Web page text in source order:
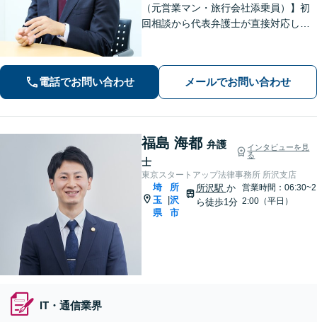
（元営業マン・旅行会社添乗員）】初
回相談から代表弁護士が直接対応し、
法の道筋をご案内し、無駄なやりとり
をしていただくことが無いように配慮
いたします。
電話でお問い合わせ メールでお問い合わせ
福島 海都 弁護
士
インタビューを見
る
東京スタートアップ法律事務所 所沢支店
埼
玉
県
所
沢
市
所沢駅 か
ら徒歩1分
営業時間：06:30~2
2:00（平日）
IT・通信業界